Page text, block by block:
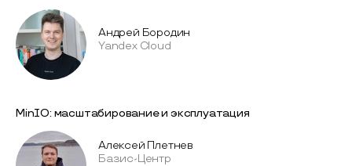
Андрей Бородин
Yandex Cloud
MinIO: масштабирование и эксплуатация
Алексей Плетнев
Базис-Центр